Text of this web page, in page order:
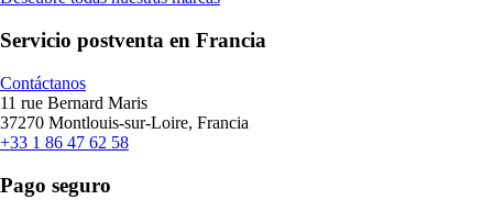
Servicio postventa en Francia
Contáctanos
11 rue Bernard Maris
37270 Montlouis-sur-Loire, Francia
+33 1 86 47 62 58
Pago seguro